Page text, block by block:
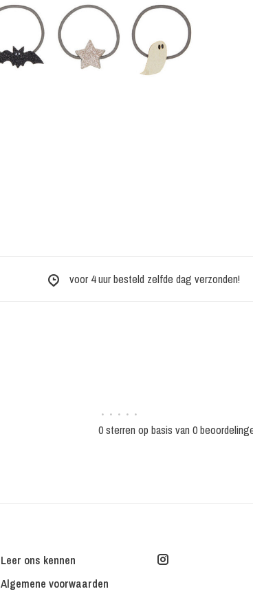
voor 4 uur besteld zelfde dag verzonden!
• • • • •
0 sterren op basis van 0
Leer ons kennen
Algemene voorwaarden